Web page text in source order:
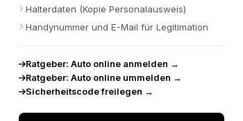
Halterdaten (Kopie Personalausweis)
Handynummer und E-Mail für Legitimation
Ratgeber: Auto online anmelden →
Ratgeber: Auto online ummelden →
Sicherheitscode freilegen →